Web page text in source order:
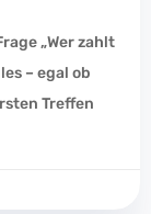
„Wer zahlt
– egal ob
Treffen